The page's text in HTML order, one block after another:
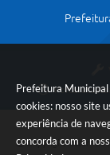
Prefeitura
cookies: nosso site
experiência de
concorda com a
Portal
Copyright Instar -